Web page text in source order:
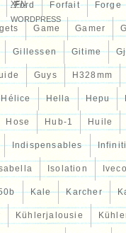
Ford Forfait Forge
Game Gamer
Gillessen Gitime
Guys H328mm
Hélice Hella Hepu
Hose Hub-1 Huile
Indispensables
Isolation
Kale Karcher
Kühlerjalousie
XFN
WORDPRESS